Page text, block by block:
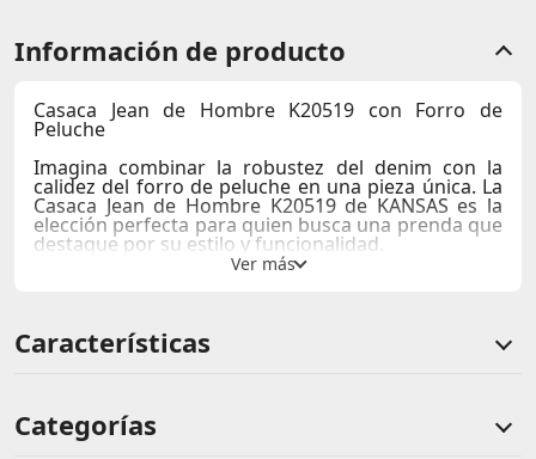
Información de producto
Casaca Jean de Hombre K20519 con Forro de
Peluche
Imagina combinar la robustez del denim con la
calidez del forro de peluche en una pieza única. La
Casaca Jean de Hombre K20519de KANSAS es la
elección perfecta para quien busca una prenda que
destaque por su estilo y funcionalidad.
Comodidad y Calidez: El forro de peluche ofrece
una sensación de calidez y confort, mientras que el
tradición del denim con la innovación del forro de
peluche, esta casaca es un must-have para
Características
Categorías